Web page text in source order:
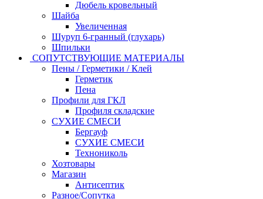
Дюбель кровельный
Шайба
Увеличенная
Шуруп 6-гранный (глухарь)
Шпильки
СОПУТСТВУЮЩИЕ МАТЕРИАЛЫ
Пены / Герметики / Клей
Герметик
Пена
Профили для ГКЛ
Профиля складские
СУХИЕ СМЕСИ
Бергауф
СУХИЕ СМЕСИ
Технониколь
Хозтовары
Магазин
Антисептик
Разное/Сопутка